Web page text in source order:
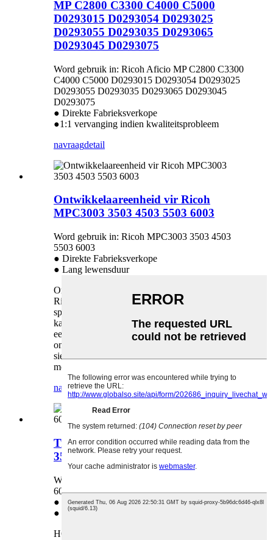
MP C2800 C3300 C4000 C5000
D0293015 D0293054 D0293025
D0293055 D0293035 D0293065
D0293045 D0293075
Word gebruik in: Ricoh Aficio MP C2800 C3300
C4000 C5000 D0293015 D0293054 D0293025
D0293055 D0293035 D0293065 D0293045
D0293075
● Direkte Fabrieksverkope
●1:1 vervanging indien kwaliteitsprobleem
navraagdetail
Ontwikkelaareenheid vir Ricoh
MPC3003 3503 4503 5503 6003
Word gebruik in: Ricoh MPC3003 3503 4503
5503 6003
● Direkte Fabrieksverkope
● Lang lewensduur
Ons verskaf hoëgehalte-ontwikkelaar-eenheid vir
Ricoh MPC3003 3503 4503 5503 6003. Ons
span is al meer as 10 jaar betrokke in die
kantoortoebehore-onderneming en was nog altyd
een van die professionele verskaffers van
onderdele, kopieermasjiene en drukkers. Ons
sien opreg daarna uit om 'n langtermynvennoot
met u te word!
navraagdetail
Trom-eenheid vir Ricoh MPC3003
3503 4503 6003 D1862259
Word gebruik in: Ricoh MPC3003 3503 4503
6003 D1862259
● Lang lewensduur
● Akkurate ooreenstemming
HONHAI TECHNOLOGY LIMITED fokus op